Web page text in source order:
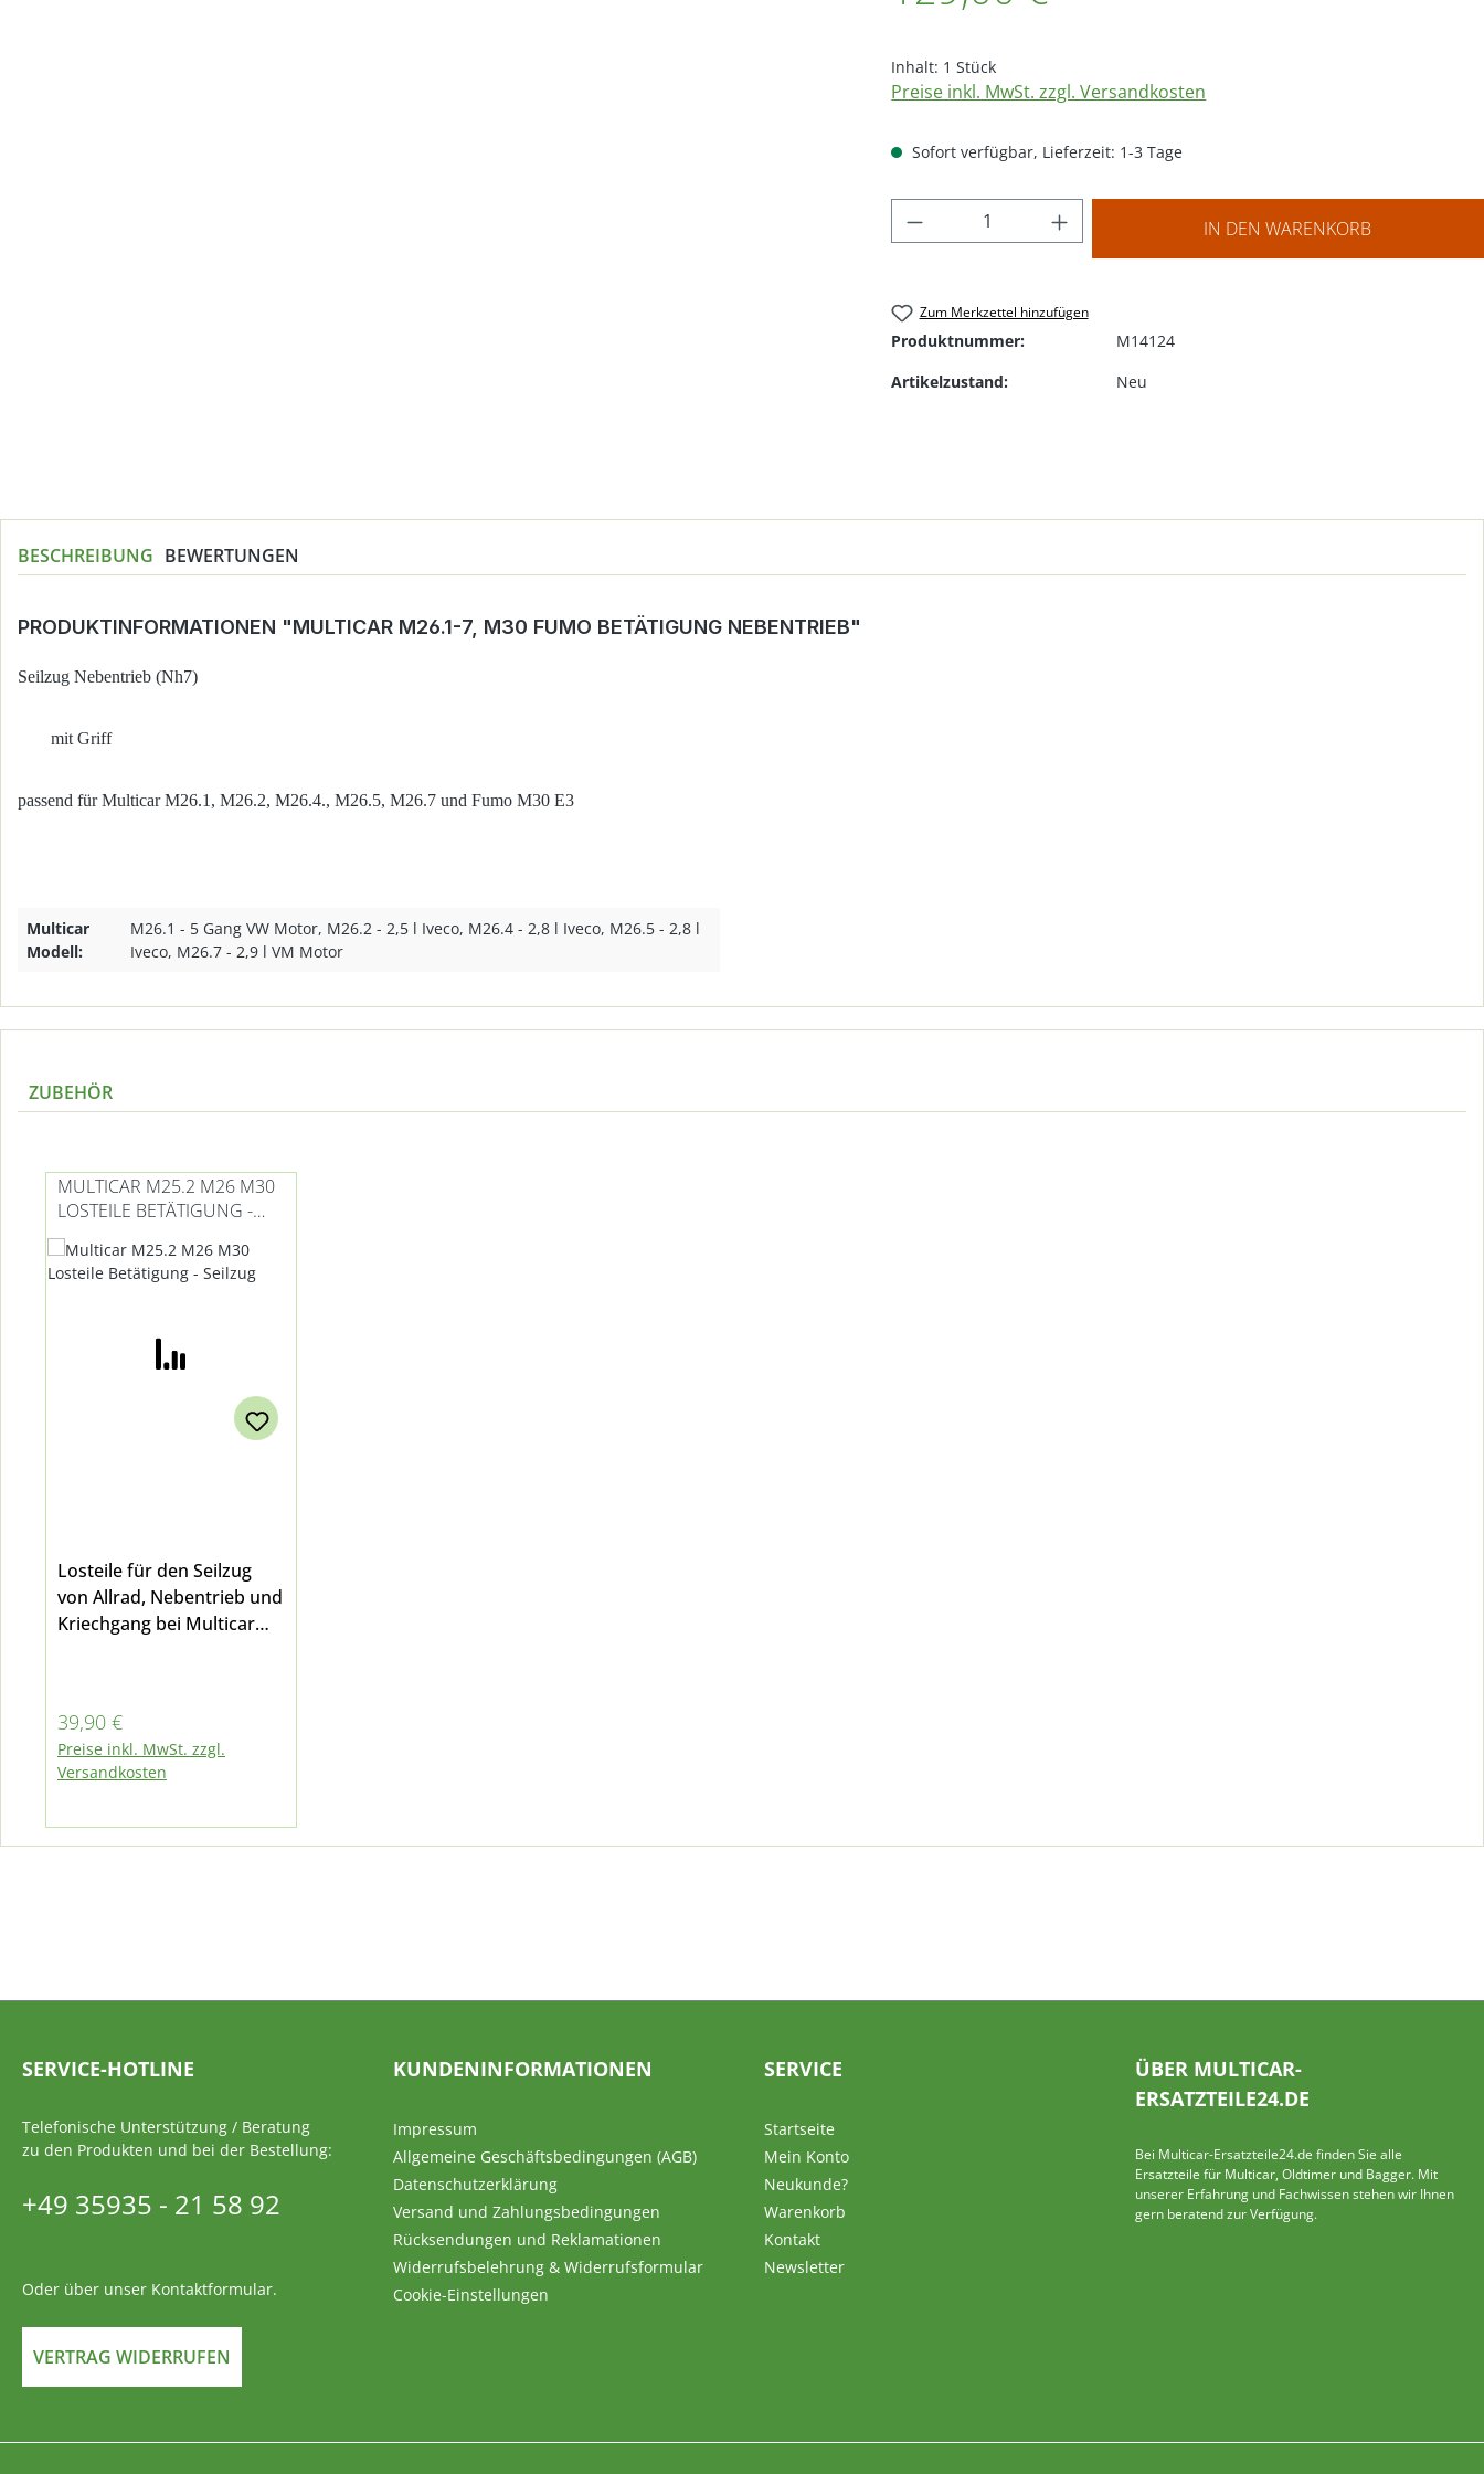
Inhalt: 1 Stück
Preise inkl. MwSt. zzgl. Versandkosten
Sofort verfügbar, Lieferzeit: 1-3 Tage
Produkt Anzahl: Gib den gewünschten Wert
IN DEN WARENKORB
Zum Merkzettel hinzufügen
Produktnummer:
M14124
Artikelzustand:
Neu
BESCHREIBUNG BEWERTUNGEN
PRODUKTINFORMATIONEN "MULTICAR M26.1-7, M30 FUMO BETÄTIGUNG NEBENTRIEB"
Seilzug Nebentrieb (Nh7)
mit Griff
passend für Multicar M26.1, M26.2, M26.4., M26.5, M26.7 und Fumo M30 E3
Multicar
Modell:
M26.1 - 5 Gang VW Motor, M26.2 - 2,5 l Iveco, M26.4 - 2,8 l Iveco, M26.5 - 2,8 l
Iveco, M26.7 - 2,9 l VM Motor
ZUBEHÖR
MULTICAR M25.2 M26 M30
LOSTEILE BETÄTIGUNG -
SEILZUG
Losteile für den Seilzug
von Allrad, Nebentrieb und
Kriechgang bei Multicar
dadurch automatisch
etwas verlängert bei
Multicar M30 E3 findet das
den Nebentrieb
Regulärer Preis:
39,90 €
Preise inkl. MwSt. zzgl.
Versandkosten
SERVICE-HOTLINE
Telefonische Unterstützung / Beratung
zu den Produkten und bei der Bestellung:
+49 35935 - 21 58 92
Oder über unser Kontaktformular.
VERTRAG WIDERRUFEN
KUNDENINFORMATIONEN
Impressum
Allgemeine Geschäftsbedingungen (AGB)
Datenschutzerklärung
Versand und Zahlungsbedingungen
Rücksendungen und Reklamationen
Widerrufsbelehrung & Widerrufsformular
Cookie-Einstellungen
SERVICE
Startseite
Mein Konto
Neukunde?
Warenkorb
Kontakt
Newsletter
ÜBER MULTICAR-
ERSATZTEILE24.DE
Bei Multicar-Ersatzteile24.de finden Sie alle
Ersatzteile für Multicar, Oldtimer und Bagger. Mit
unserer Erfahrung und Fachwissen stehen wir Ihnen
gern beratend zur Verfügung.